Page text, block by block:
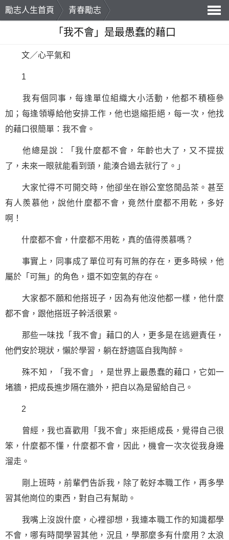
勵志人生首頁
青春勵志
導
「我不會」是最愚蠢的藉口
文／心平氣和
1
我有個同事，每逢單位組織大小活動，他都不積極參
加；每逢領導給他安排工作，他也退縮拒絕，每一次，他找
的藉口很簡單：我不會。
他總是說：「我什麼都不會，年齡也大了，又不提拔
了，未來一眼就能看到頭，能湊合過去就行了。」
大家忙得不可開交時，他卻坐在辦公室悠閒品茶。甚至
有人羨慕他，說他什麼都不會，竟然什麼都不用乾，多好
啊！
什麼都不會，什麼都不用乾，真的值得羨慕嗎？
事實上，同事成了單位可有可無的存在，更多時候，他
屬於「可無」的角色，還不如空氣的存在。
大家都不願和他搭班子，因為有他沒他都一樣，他什麼
都不會，跟他搭班子幹活很累。
那些一味找「我不會」藉口的人，更多是在逃避責任，
他們安於現狀，懶於學習 ，躺在舒適區自我陶醉。
殊不知，「我不會」，是世界上最愚蠢的藉口，它如一
堵牆，把成長進步隔在牆外，把自以為是留給自己。
2
曾經，我也喜歡用「我不會」來拒絕成長，覺得自己很
笨，什麼都不懂，什麼都不會，因此，機會一次次從我身邊
溜走。
剛上班時，前輩們告訴我，除了乾好本職工作，再多學
習其他崗位的東西，對自己有幫助。
我嘴上沒說什麼，心裡卻想，我連本職工作的知識都學
不會，哪有時間學習其他，況且，學那麼多有什麼用？太浪